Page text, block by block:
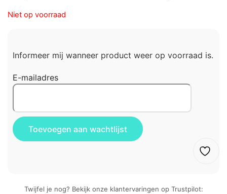
Niet op voorraad
Informeer mij wanneer product weer op voorraad is.
E-mailadres
Twijfel je nog? Bekijk onze klantervaringen op Trustpilot: